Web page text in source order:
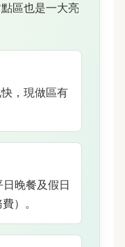
區也是一大亮
，現做區有
晚餐及假日
）。